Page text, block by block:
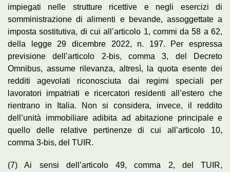
impiegati nelle strutture ricettive e negli esercizi di
somministrazione di alimenti e bevande, assoggettate a
imposta sostitutiva, di cui all’articolo 1, commi da 58 a 62,
della legge 29 dicembre 2022, n. 197. Per espressa
previsione dell’articolo 2-bis, comma 3, del Decreto
Omnibus, assume rilevanza, altresì, la quota esente dei
redditi agevolati riconosciuta dai regimi speciali per
lavoratori impatriati e ricercatori residenti all’estero che
rientrano in Italia. Non si considera, invece, il reddito
dell’unità immobiliare adibita ad abitazione principale e
quello delle relative pertinenze di cui all’articolo 10,
comma 3-bis, del TUIR.
(7) Ai sensi dell’articolo 49, comma 2, del TUIR,